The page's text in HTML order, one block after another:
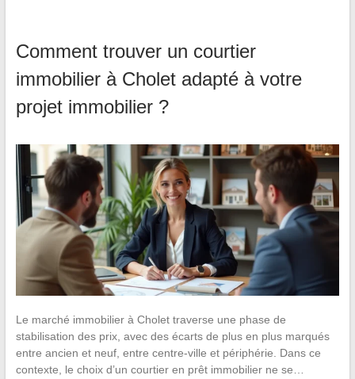
Comment trouver un courtier
immobilier à Cholet adapté à votre
projet immobilier ?
Le marché immobilier à Cholet traverse une phase de
stabilisation des prix, avec des écarts de plus en plus marqués
entre ancien et neuf, entre centre-ville et périphérie. Dans ce
contexte, le choix d’un courtier en prêt immobilier ne se…